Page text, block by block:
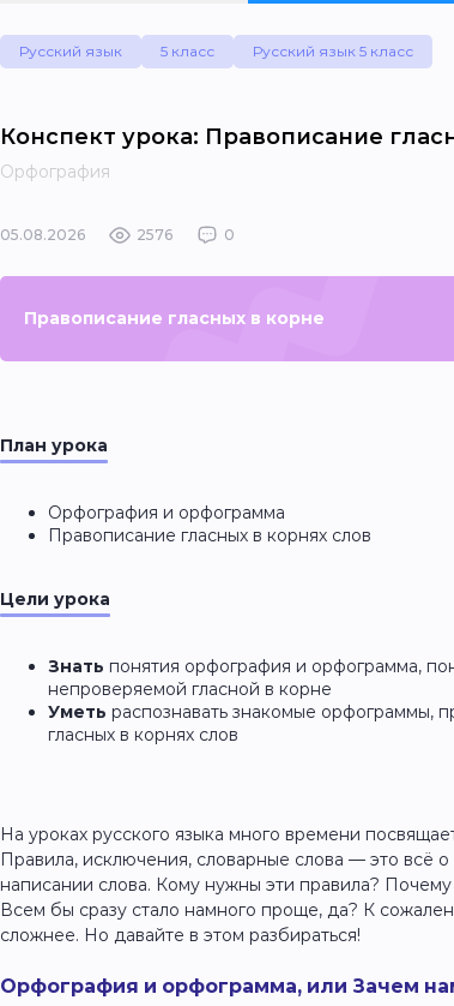
Русский язык 5 класс Русский язык 5 класс
Конспект урока: Правописание
Орфография
05.08.2026 2576 0
Правописание гласных в корне
План урока
Орфография и орфограмма
Правописание гласных в корнях слов
Цели урока
Знать понятия орфография и орфограмма,
непроверяемой гласной в корне
Уметь распознавать знакомые орфограммы,
гласных в корнях слов
На уроках русского языка много времени
Правила, исключения, словарные слова — это всё
написании слова. Кому нужны эти правила?
Всем бы сразу стало намного проще, да? К
сложнее. Но давайте в этом разбираться!
Орфография и орфограмма, или Зачем